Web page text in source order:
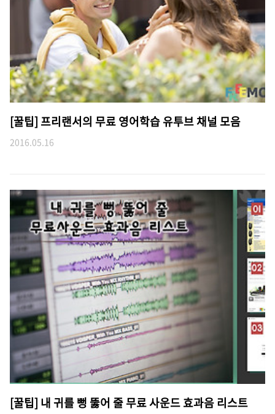
[꿀팁] 프리랜서의 무료 영어학습 유투브 채널 모음
2016.05.16
[꿀팁] 내 귀를 뻥 뚫어 줄 무료 사운드 효과음 리스트